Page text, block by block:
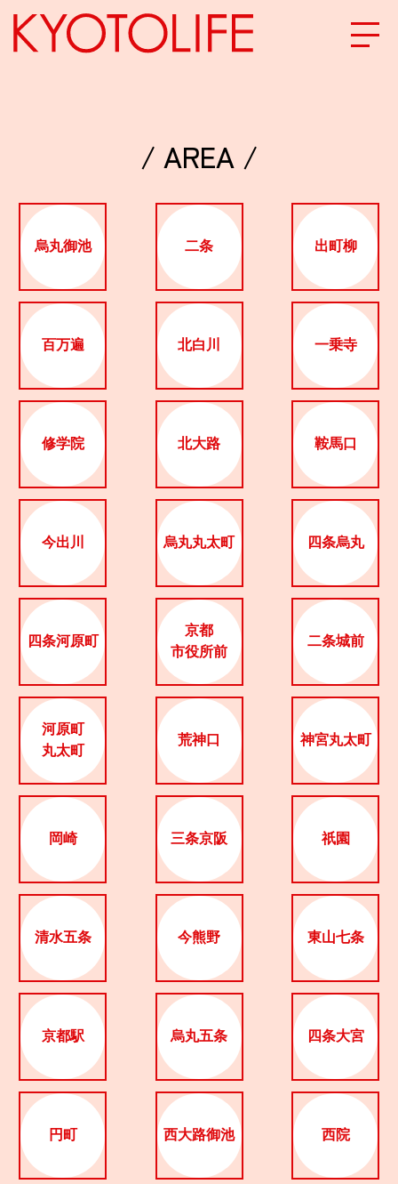
地図から探す
カテゴリーから探す
SPECIAL
NEW OPEN
SERIES
CULTURE
ABOUT US
Instagram
チケットプレゼント応募
MAIN MENU
SERIES
カレーが好き
京都おやつクラブ
私と店のはなし
今月の京みやげ
京都の書店
CULTURE
すべて
/ AREA /
烏丸御池 二条 出町柳
百万遍 北白川 一乗寺
修学院 北大路 鞍馬口
今出川 烏丸丸太町 四条烏丸
四条河原町
京都
市役所前
二条城前
河原町
丸太町
荒神口 神宮丸太町
岡崎 三条京阪 祇園
清水五条 今熊野 東山七条
京都駅 烏丸五条 四条大宮
円町 西大路御池 西院